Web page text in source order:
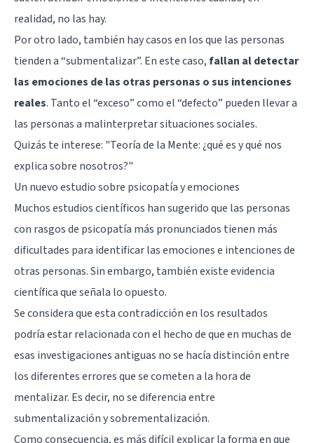
realidad, no las hay.
Por otro lado, también hay casos en los que las personas
tienden a “submentalizar”. En este caso,fallan al detectar
las emociones de las otras personas o sus intenciones
reales. Tanto el “exceso” como el “defecto” pueden llevar a
las personas a malinterpretar situaciones sociales.
Quizás te interese: "Teoría de la Mente: ¿qué es y qué nos
explica sobre nosotros?"
Un nuevo estudio sobre psicopatía y emociones
Muchos estudios científicos han sugerido que las personas
con rasgos de psicopatía más pronunciados tienen más
dificultades para identificar las emociones e intenciones de
otras personas. Sin embargo, también existe evidencia
científica que señala lo opuesto.
Se considera que esta contradicción en los resultados
podría estar relacionada con el hecho de que en muchas de
esas investigaciones antiguas no se hacía distinción entre
los diferentes errores que se cometen a la hora de
mentalizar. Es decir, no se diferencia entre
submentalización y sobrementalización.
Como consecuencia, es más difícil explicar la forma en que